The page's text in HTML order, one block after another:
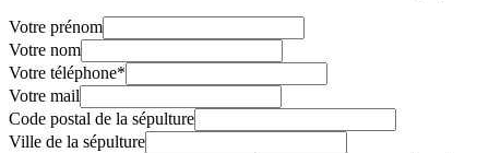
Votre prénom
Votre nom
Votre téléphone*
Votre mail
Code postal de la sépulture
Ville de la sépulture